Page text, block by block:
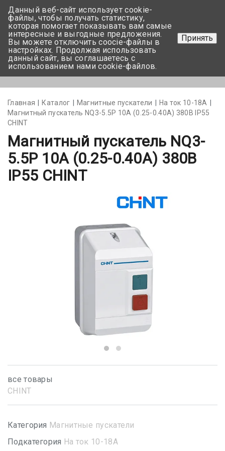
+375 17-350-99-56
+375 44-752-82-08
Задать вопрос
Главная Каталог Магнитные пускатели
На ток 10-18А
Магнитный пускатель NQ3-5.5P 10А (0.25-0.40A) 380В IP55
CHINT
Магнитный пускатель NQ3-
5.5P 10А (0.25-0.40A) 380В
IP55 CHINT
все товары
CHINT
Категория Магнитные пускатели
Подкатегория На ток 10-18А
Данный веб-сайт использует cookie-
файлы, чтобы получать статистику,
которая помогает показывать вам самые
интересные и выгодные предложения.
Вы можете отключить coocie-файлы в
настройках. Продолжая использовать
данный сайт, вы соглашаетесь с
использованием нами cookie-файлов.
Принять